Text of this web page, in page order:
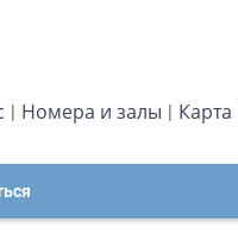
Номера и залы Карта